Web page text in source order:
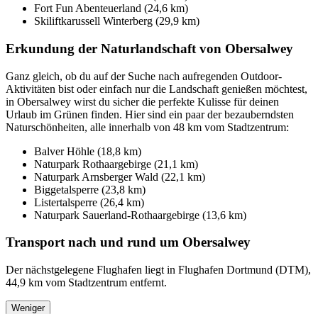
Fort Fun Abenteuerland (24,6 km)
Skiliftkarussell Winterberg (29,9 km)
Erkundung der Naturlandschaft von Obersalwey
Ganz gleich, ob du auf der Suche nach aufregenden Outdoor-
Aktivitäten bist oder einfach nur die Landschaft genießen möchtest,
in Obersalwey wirst du sicher die perfekte Kulisse für deinen
Urlaub im Grünen finden. Hier sind ein paar der bezauberndsten
Naturschönheiten, alle innerhalb von 48 km vom Stadtzentrum:
Balver Höhle (18,8 km)
Naturpark Rothaargebirge (21,1 km)
Naturpark Arnsberger Wald (22,1 km)
Biggetalsperre (23,8 km)
Listertalsperre (26,4 km)
Naturpark Sauerland-Rothaargebirge (13,6 km)
Transport nach und rund um Obersalwey
Der nächstgelegene Flughafen liegt in Flughafen Dortmund (DTM),
44,9 km vom Stadtzentrum entfernt.
Weniger